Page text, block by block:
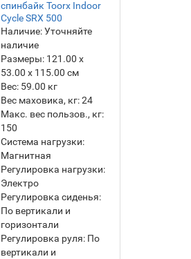
спинбайк Toorx Indoor
Cycle SRX 500
Наличие:Уточняйте
наличие
Размеры:121.00 х
53.00 х 115.00 см
Вес: 59.00 кг
Вес маховика, кг:24
Макс. вес пользов., кг:
150
Система нагрузки:
Магнитная
Регулировка нагрузки:
Электро
Регулировка сиденья:
По вертикали и
горизонтали
Регулировка руля:По
вертикали и